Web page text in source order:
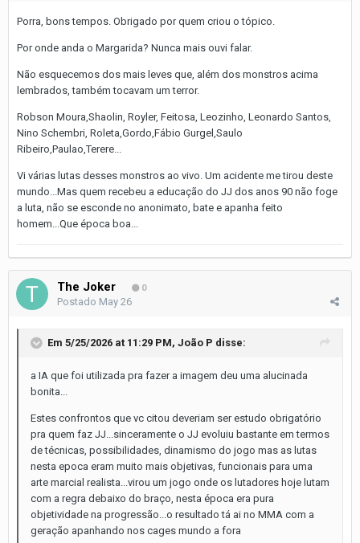
Porra, bons tempos. Obrigado por quem criou o tópico.
Por onde anda o Margarida? Nunca mais ouvi falar.
Não esquecemos dos mais leves que, além dos monstros acima
lembrados, também tocavam um terror.
Robson Moura,Shaolin, Royler, Feitosa, Leozinho, Leonardo Santos,
Nino Schembri, Roleta,Gordo,Fábio Gurgel,Saulo
Ribeiro,Paulao,Terere...
Vi várias lutas desses monstros ao vivo. Um acidente me tirou deste
mundo...Mas quem recebeu a educação do JJ dos anos 90 não foge
a luta, não se esconde no anonimato, bate e apanha feito
homem...Que época boa...
The Joker 0
Postado May 26
Em 5/25/2026 at 11:29 PM, João P disse:
a IA que foi utilizada pra fazer a imagem deu uma alucinada
bonita...
Estes confrontos que vc citou deveriam ser estudo obrigatório
pra quem faz JJ...sinceramente o JJ evoluiu bastante em termos
de técnicas, possibilidades, dinamismo do jogo mas as lutas
nesta epoca eram muito mais objetivas, funcionais para uma
arte marcial realista...virou um jogo onde os lutadores hoje lutam
com a regra debaixo do braço, nesta época era pura
objetividade na progressão...o resultado tá ai no MMA com a
geração apanhando nos cages mundo a fora